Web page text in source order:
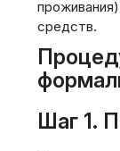
средств.
Шаг 1.